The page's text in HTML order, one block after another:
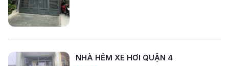
NHÀ HẺM XE HƠI QUẬN 4